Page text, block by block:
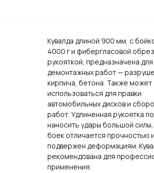
Кувалда длиной 900 мм, с
4000 г и фибергласовой
рукояткой, предназначена для
демонтажных работ —
кирпича, бетона. Также может
использоваться для правки
автомобильных дисков и
работ. Удлиненная рукоятка
наносить удары большой
боек отличается прочностью
подвержен деформациям.
рекомендована для
применения.